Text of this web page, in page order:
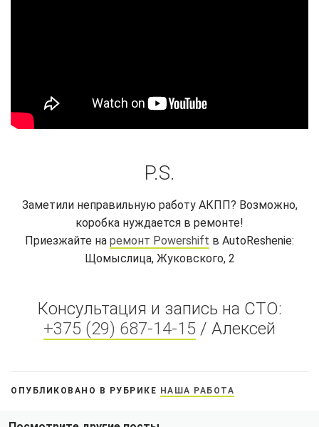
P.S.
Заметили неправильную работу АКПП? Возможно,
коробка нуждается в ремонте!
Приезжайте на ремонт Powershift в AutoReshenie:
Щомыслица, Жуковского, 2
Консультация и запись на СТО:
+375 (29) 687-14-15 / Алексей
ОПУБЛИКОВАНО В РУБРИКЕ НАША РАБОТА